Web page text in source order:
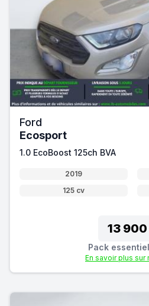
Ford
Ecosport
1.0 EcoBoost 125ch BVA
2019
125 cv
13
Pack
En savoir plus sur